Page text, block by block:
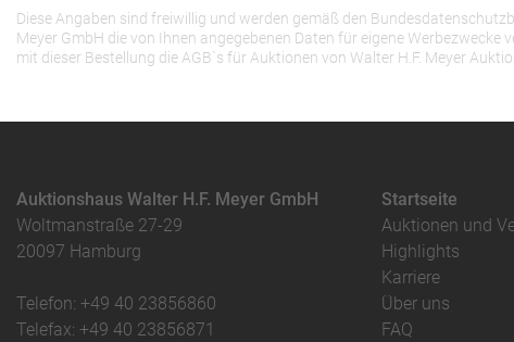
Diese Angaben sind freiwillig und werden gemäß den
Meyer GmbH die von Ihnen angegebenen Daten für eigene
mit dieser Bestellung die AGB`s für Auktionen von Walter H.F. Meyer
Auktionshaus Walter H.F. Meyer GmbH
Woltmanstraße 27-29
20097 Hamburg
Telefon: +49 40 23856860
Telefax: +49 40 23856871
Startseite
Auktionen und
Highlights
Karriere
Über uns
FAQ